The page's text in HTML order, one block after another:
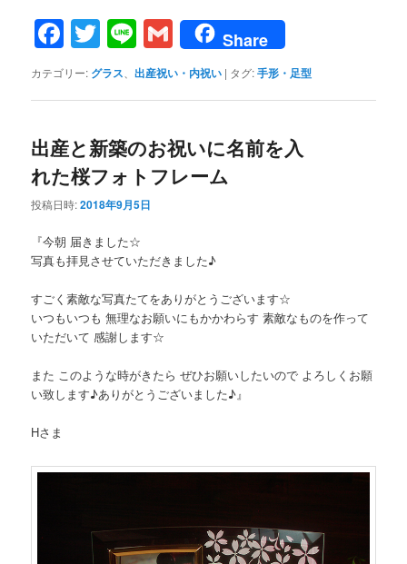
Facebook
Twitter
LineGmail
Share
カテゴリー: グラス 、出産祝い・内祝い | タグ:手形・足型
出産と新築のお祝いに名前を入
れた桜フォトフレーム
投稿日時:2018年9月5日
『今朝 届きました☆
写真も拝見させていただきました♪
すごく素敵な写真たてをありがとうございます☆
いつもいつも 無理なお願いにもかかわらす 素敵なものを作って
いただいて 感謝します☆
また このような時がきたら ぜひお願いしたいので よろしくお願
い致します♪ありがとうございました♪』
Hさま